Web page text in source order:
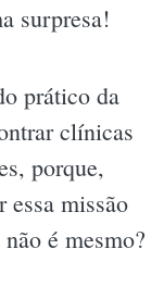
surpresa!
prático da
clínicas
porque,
essa missão
é mesmo?